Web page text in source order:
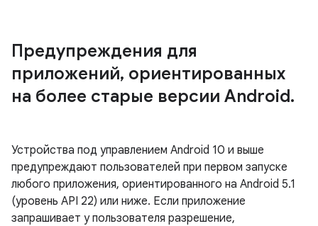
Предупреждения для
приложений, ориентированных
на более старые версии Android.
Устройства под управлением Android 10 и выше
предупреждают пользователей при первом запуске
любого приложения, ориентированного на Android 5.1
(уровень API 22) или ниже. Если приложение
запрашивает у пользователя разрешение,